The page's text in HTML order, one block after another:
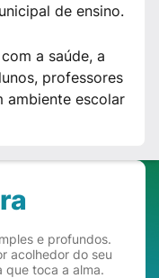
de ensino.
a saúde, a
professores
ambiente escolar
e profundos.
acolhedor do seu
que toca a alma.